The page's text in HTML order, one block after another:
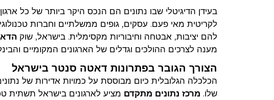
בעידן הדיגיטלי שבו נתונים הם הנכס היקר ביותר של כל
לקריטית מאי פעם. עסקים, גופים ממשלתיים וחברות
להם יציבות, אבטחה וחיבוריות מקסימלית. בישראל, שוק
מענה לצרכים ההולכים וגדלים של הארגונים המקומיים
הצורך הגובר בפתרונות דאטה סנטר בישראל
הכלכלה הגלובלית כיום מבוססת על כמויות אדירות של
שלו. מרכז נתונים מתקדם מציע לארגונים בישראל תשתית